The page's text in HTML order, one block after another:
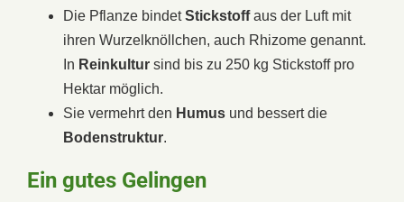
Die Pflanze bindetStickstoffaus der Luft mit
ihren Wurzelknöllchen, auch Rhizome genannt.
In Reinkultur sind bis zu 250 kg Stickstoff pro
Hektar möglich.
Sie vermehrt den Humus und bessert die
Bodenstruktur.
Ein gutes Gelingen